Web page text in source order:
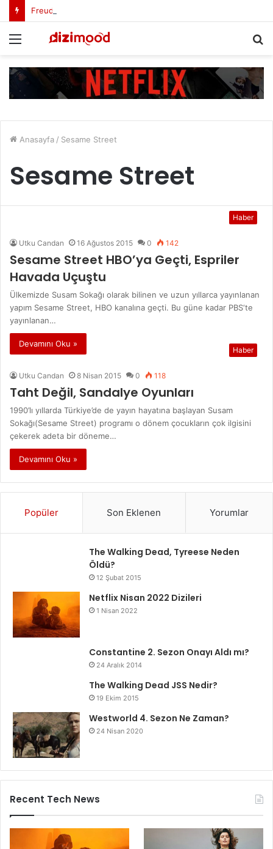
Freud Dizi Konusu Nedir?
Anasayfa / Sesame Street
Sesame Street
Haber
Utku Candan 16 Ağustos 2015 0 142
Sesame Street HBO’ya Geçti, Espriler
Havada Uçuştu
Ülkemizde Susam Sokağı olarak bilinen ve uzun yıllarca yayınlanan
yapım Sesame Street, HBO kanalına geçti. Bu güne kadar PBS‘te
yayınlanan…
Devamını Oku »
Haber
Utku Candan 8 Nisan 2015 0 118
Taht Değil, Sandalye Oyunları
1990’lı yıllarda Türkiye’de de yayın hayatına başlayan Susam
Sokağı(Sesame Street) programı o dönem çocukların çok ilgisini
çekerek adeta bir döneme…
Devamını Oku »
Popüler Son Eklenen Yorumlar
The Walking Dead, Tyreese Neden
Öldü?
12 Şubat 2015
Netflix Nisan 2022 Dizileri
1 Nisan 2022
Constantine 2. Sezon Onayı Aldı mı?
24 Aralık 2014
The Walking Dead JSS Nedir?
19 Ekim 2015
Westworld 4. Sezon Ne Zaman?
24 Nisan 2020
Recent Tech News